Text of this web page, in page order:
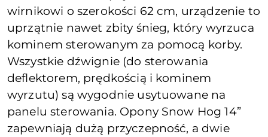
wirnikowi o szerokości 62 cm, urządzenie to
uprzątnie nawet zbity śnieg, który wyrzuca
kominem sterowanym za pomocą korby.
Wszystkie dźwignie (do sterowania
deflektorem, prędkością i kominem
wyrzutu) są wygodnie usytuowane na
panelu sterowania. Opony Snow Hog 14”
zapewniają dużą przyczepność, a dwie